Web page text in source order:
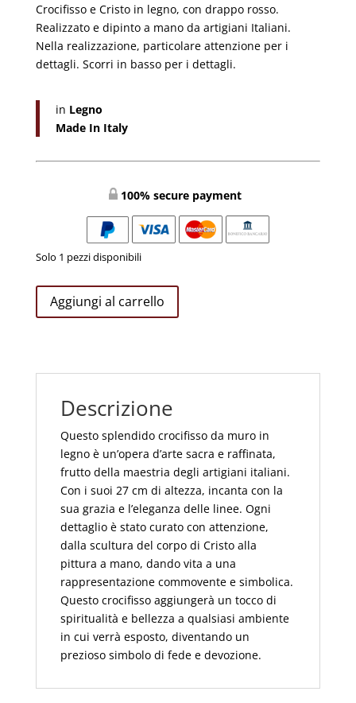
Crocifisso e Cristo in legno, con drappo rosso.
Realizzato e dipinto a mano da artigiani Italiani.
Nella realizzazione, particolare attenzione per i
dettagli. Scorri in basso per i dettagli.
in Legno
Made In Italy
100% secure payment
Solo 1 pezzi disponibili
Crocifisso
e
Aggiungi al carrello
Descrizione
Questo splendido crocifisso da muro in
legno è un’opera d’arte sacra e raffinata,
frutto della maestria degli artigiani italiani.
Con i suoi 27 cm di altezza, incanta con la
sua grazia e l’eleganza delle linee. Ogni
dettaglio è stato curato con attenzione,
dalla scultura del corpo di Cristo alla
pittura a mano, dando vita a una
rappresentazione commovente e simbolica.
Questo crocifisso aggiungerà un tocco di
spiritualità e bellezza a qualsiasi ambiente
in cui verrà esposto, diventando un
prezioso simbolo di fede e devozione.